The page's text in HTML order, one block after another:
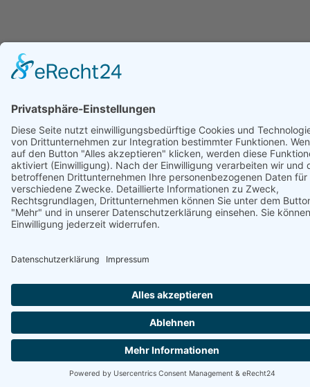
Anrufen E-Mail Anfahrt